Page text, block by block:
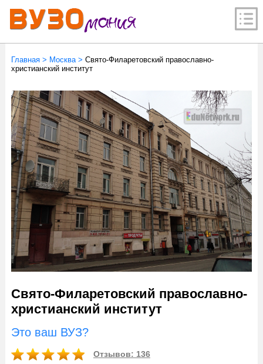
Главная> Москва> Свято-Филаретовский православно-
христианский институт
Свято-Филаретовский православно-
христианский институт
Это ваш ВУЗ?
Отзывов: 136